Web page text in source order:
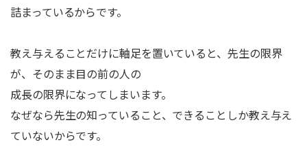
詰まっているからです。
教え与えることだけに軸足を置いていると、先生の限界
が、そのまま目の前の人の
成長の限界になってしまいます。
なぜなら先生の知っていること、できることしか教え与え
ていないからです。